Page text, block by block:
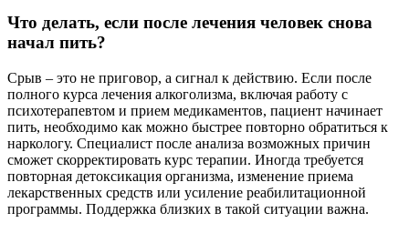
Что делать, если после лечения человек снова
начал пить?
Срыв – это не приговор, а сигнал к действию. Если после
полного курса лечения алкоголизма, включая работу с
психотерапевтом и прием медикаментов, пациент начинает
пить, необходимо как можно быстрее повторно обратиться к
наркологу. Специалист после анализа возможных причин
сможет скорректировать курс терапии. Иногда требуется
повторная детоксикация организма, изменение приема
лекарственных средств или усиление реабилитационной
программы. Поддержка близких в такой ситуации важна.